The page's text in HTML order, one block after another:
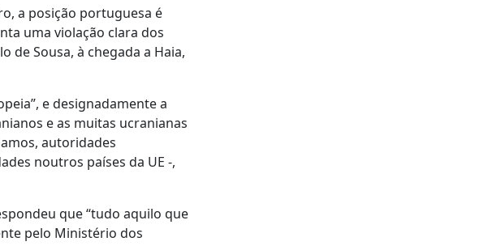
a posição portuguesa é
uma violação clara dos
de Sousa, à chegada a Haia,
e designadamente a
e as muitas ucranianas
autoridades
noutros países da UE -,
que “tudo aquilo que
pelo Ministério dos